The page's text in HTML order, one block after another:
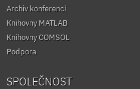
Archiv konferencí
Knihovny MATLAB
Knihovny COMSOL
Podpora
SPOLEČNOST